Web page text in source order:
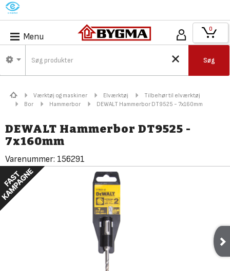
M
Menu
Søg
0
Værktøj og maskiner Elværktøj
Tilbehør til elværktøj
Bor
Hammerbor DEWALT Hammerbor DT9525 - 7x160mm
DEWALT Hammerbor DT9525 -
7x160mm
Varenummer: 156291